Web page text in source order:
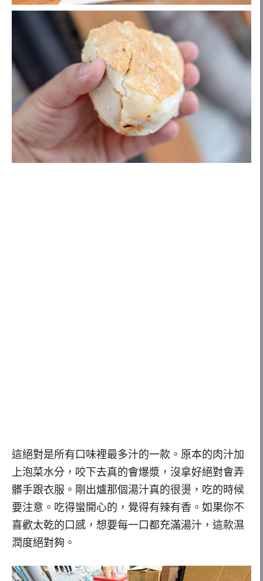
這絕對是所有口味裡最多汁的一款。原本的肉汁加
上泡菜水分，咬下去真的會爆漿，沒拿好絕對會弄
髒手跟衣服。剛出爐那個湯汁真的很燙，吃的時候
要注意。吃得蠻開心的，覺得有辣有香。如果你不
喜歡太乾的口感，想要每一口都充滿湯汁，這款濕
潤度絕對夠。